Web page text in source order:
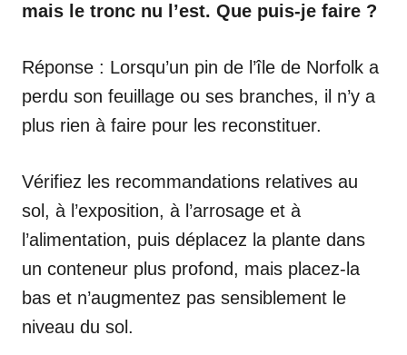
mais le tronc nu l’est. Que puis-je faire ?
Réponse : Lorsqu’un pin de l’île de Norfolk a
perdu son feuillage ou ses branches, il n’y a
plus rien à faire pour les reconstituer.
Vérifiez les recommandations relatives au
sol, à l’exposition, à l’arrosage et à
l’alimentation, puis déplacez la plante dans
un conteneur plus profond, mais placez-la
bas et n’augmentez pas sensiblement le
niveau du sol.